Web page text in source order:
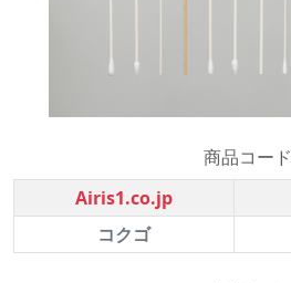
商品コード
Airis1.co.jp
コクゴ